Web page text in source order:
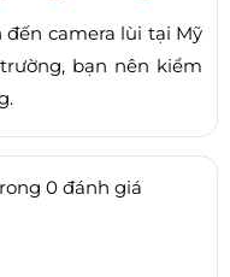
camera lùi tại Mỹ
bạn nên kiểm
0 đánh giá